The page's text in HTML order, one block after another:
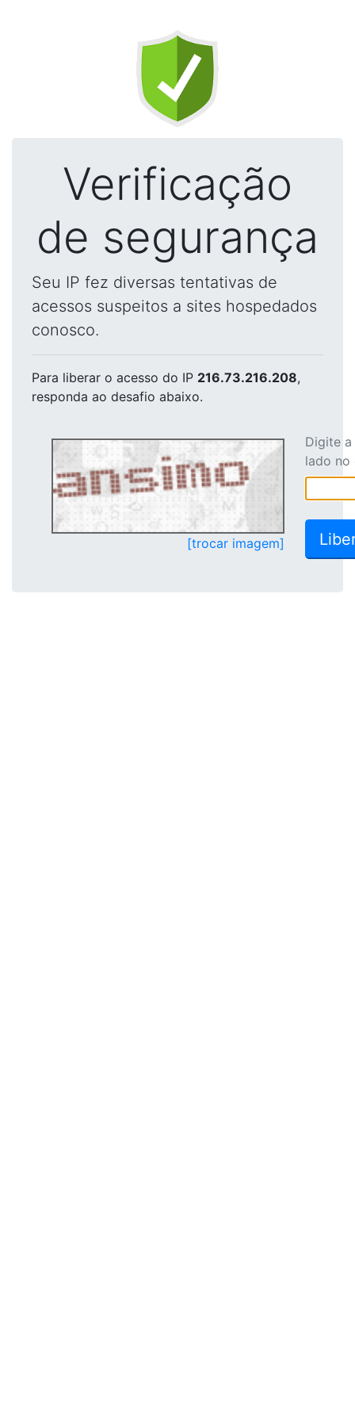
Verificação
de segurança
Seu IP fez diversas tentativas de
acessos suspeitos a sites hospedados
conosco.
Para liberar o acesso do IP 216.73.216.208,
responda ao desafio abaixo.
[trocar imagem]
Digite
lado no